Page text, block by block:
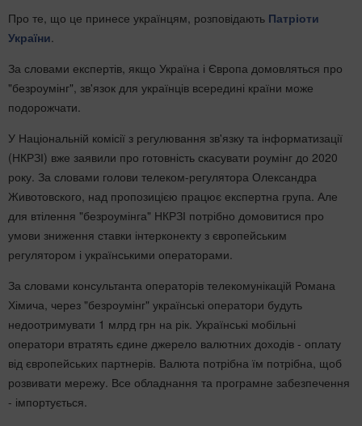
Про те, що це принесе українцям, розповідають Патріоти
України.
За словами експертів, якщо Україна і Європа домовляться про
"безроумінг", зв'язок для українців всередині країни може
подорожчати.
У Національній комісії з регулювання зв'язку та інформатизації
(НКРЗІ) вже заявили про готовність скасувати роумінг до 2020
року. За словами голови телеком-регулятора Олександра
Животовского, над пропозицією працює експертна група. Але
для втілення "безроумінга" НКРЗІ потрібно домовитися про
умови зниження ставки інтерконекту з європейським
регулятором і українськими операторами.
За словами консультанта операторів телекомунікацій Романа
Хімича, через "безроумінг" українські оператори будуть
недоотримувати 1 млрд грн на рік. Українські мобільні
оператори втратять єдине джерело валютних доходів - оплату
від європейських партнерів. Валюта потрібна їм потрібна, щоб
розвивати мережу. Все обладнання та програмне забезпечення
- імпортується.